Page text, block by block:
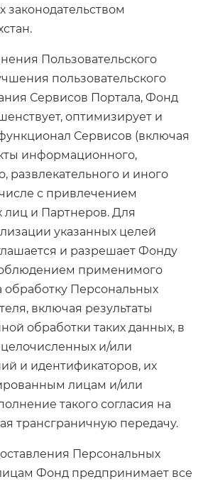
законодательством
Пользовательского
пользовательского
Сервисов Портала, Фонд
оптимизирует и
Сервисов (включая
информационного,
развлекательного и иного
с привлечением
и Партнеров. Для
указанных целей
и разрешает Фонду
применимого
обработку Персональных
включая результаты
обработки таких данных, в
и/или
и идентификаторов, их
лицам и/или
такого согласия на
трансграничную передачу.
Персональных
Фонд предпринимает все